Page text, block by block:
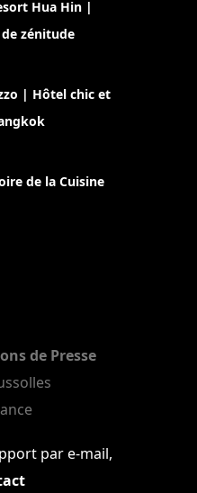
Hua Hin |
zénitude
| Hôtel chic et
de la Cuisine
de Presse
par e-mail,